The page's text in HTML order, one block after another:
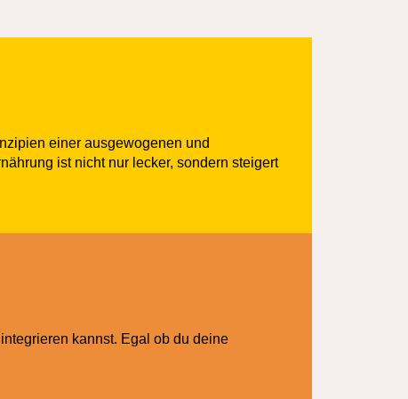
einer ausgewogenen und
ist nicht nur lecker, sondern steigert
kannst. Egal ob du deine